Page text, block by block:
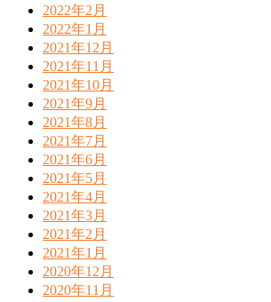
2022年2月
2022年1月
2021年12月
2021年11月
2021年10月
2021年9月
2021年8月
2021年7月
2021年6月
2021年5月
2021年4月
2021年3月
2021年2月
2021年1月
2020年12月
2020年11月